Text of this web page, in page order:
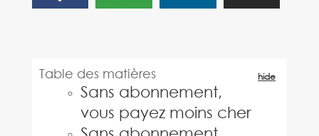
Table des matières hide
Sans abonnement,
vous payez moins cher